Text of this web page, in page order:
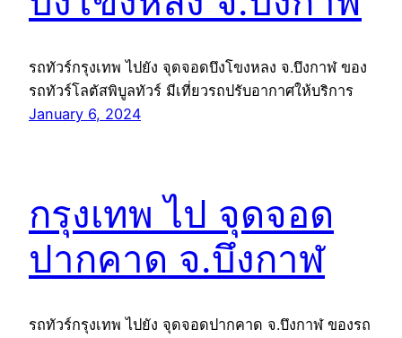
รถทัวร์กรุงเทพ ไปยัง จุดจอดบึงโขงหลง จ.บึงกาฬ ของ
รถทัวร์โลตัสพิบูลทัวร์ มีเที่ยวรถปรับอากาศให้บริการ
January 6, 2024
กรุงเทพ ไป จุดจอด
ปากคาด จ.บึงกาฬ
รถทัวร์กรุงเทพ ไปยัง จุดจอดปากคาด จ.บึงกาฬ ของรถ